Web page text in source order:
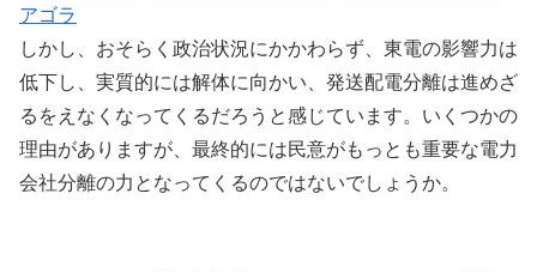
アゴラ
しかし、おそらく政治状況にかかわらず、東電の影響力は
低下し、実質的には解体に向かい、発送配電分離は進めざ
るをえなくなってくるだろうと感じています。いくつかの
理由がありますが、最終的には民意がもっとも重要な電力
会社分離の力となってくるのではないでしょうか。